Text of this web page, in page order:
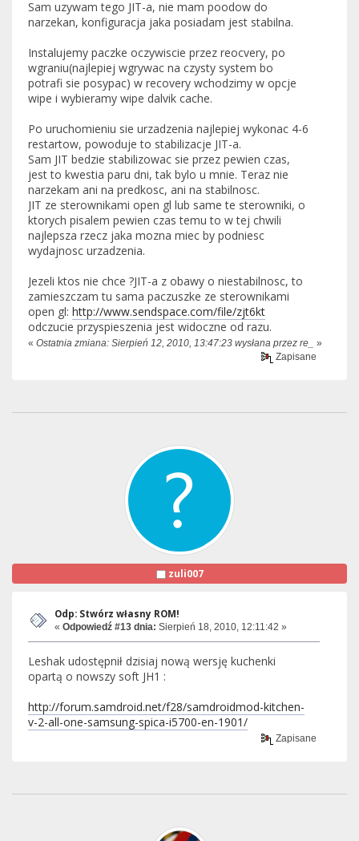
Sam uzywam tego JIT-a, nie mam poodow do
narzekan, konfiguracja jaka posiadam jest stabilna.
Instalujemy paczke oczywiscie przez reocvery, po
wgraniu(najlepiej wgrywac na czysty system bo
potrafi sie posypac) w recovery wchodzimy w opcje
wipe i wybieramy wipe dalvik cache.
Po uruchomieniu sie urzadzenia najlepiej wykonac 4-6
restartow, powoduje to stabilizacje JIT-a.
Sam JIT bedzie stabilizowac sie przez pewien czas,
jest to kwestia paru dni, tak bylo u mnie. Teraz nie
narzekam ani na predkosc, ani na stabilnosc.
JIT ze sterownikami open gl lub same te sterowniki, o
ktorych pisalem pewien czas temu to w tej chwili
najlepsza rzecz jaka mozna miec by podniesc
wydajnosc urzadzenia.
Jezeli ktos nie chce ?JIT-a z obawy o niestabilnosc, to
zamieszczam tu sama paczuszke ze sterownikami
open gl: http://www.sendspace.com/file/zjt6kt
odczucie przyspieszenia jest widoczne od razu.
« Ostatnia zmiana: Sierpień 12, 2010, 13:47:23 wysłana przez re_
»
Zapisane
zuli007
Odp: Stwórz własny ROM!
« Odpowiedź #13 dnia: Sierpień 18, 2010, 12:11:42 »
Leshak udostępnił dzisiaj nową wersję kuchenki
opartą o nowszy soft JH1 :
http://forum.samdroid.net/f28/samdroidmod-kitchen-
v-2-all-one-samsung-spica-i5700-en-1901/
Zapisane